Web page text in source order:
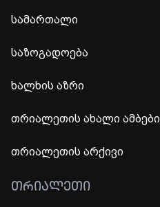
სამართალი
საზოგადოება
ხალხის აზრი
თრიალეთის ახალი ამბები
თრიალეთის არქივი
ᲗᲠᲘᲐᲚᲔᲗᲘ